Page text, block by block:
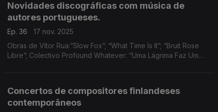
Novidades discográficas com música de
autores portugueses.
Ep. 36
17 nov. 2025
Obras de Vítor Rua:”Slow Fox”; “What Time Is It”; “Bruit Rose
Libre”; Colectivo Profound Whatever: “Uma Lágrima Faz Um
Concertos de compositores finlandeses
contemporâneos